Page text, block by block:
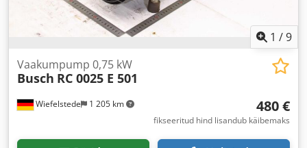
1 /9
Wiefelstede 1 205 km
Vaakumpump 0,75 kW
Busch RC 0025 E 501
480 €
fikseeritud hind lisandub käibemaks